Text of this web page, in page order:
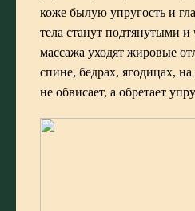
коже былую упругость и
тела станут подтянутыми
массажа уходят жировые
спине, бедрах, ягодицах,
не обвисает, а обретает